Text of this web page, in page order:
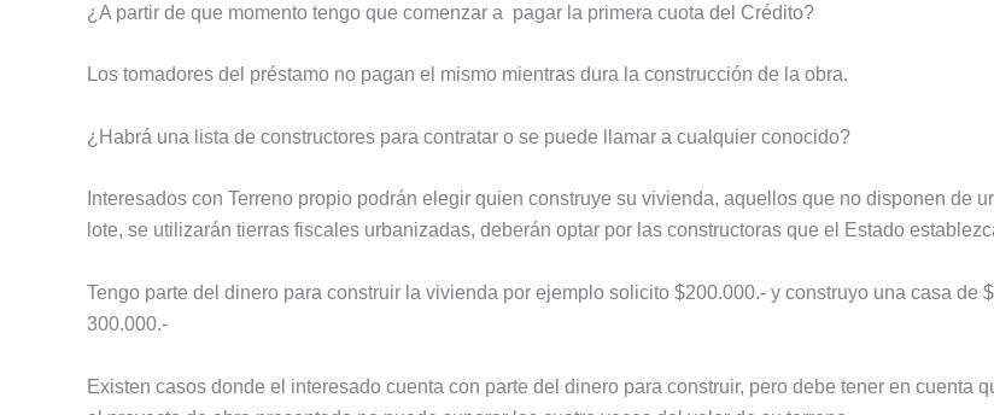
¿A partir de que momento tengo que comenzar a pagar la primera cuota del Crédito?
Los tomadores del préstamo no pagan el mismo mientras dura la construcción de la obra.
¿Habrá una lista de constructores para contratar o se puede llamar a cualquier conocido?
Interesados con Terreno propio podrán elegir quien construye su vivienda, aquellos que no disponen de
lote, se utilizarán tierras fiscales urbanizadas, deberán optar por las constructoras que el Estado
Tengo parte del dinero para construir la vivienda por ejemplo solicito $200.000.- y construyo una casa de $
300.000.-
Existen casos donde el interesado cuenta con parte del dinero para construir, pero debe tener en cuenta